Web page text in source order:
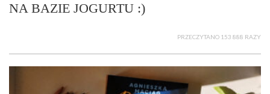
NA BAZIE JOGURTU :)
PRZECZYTANO 153 888 RAZY